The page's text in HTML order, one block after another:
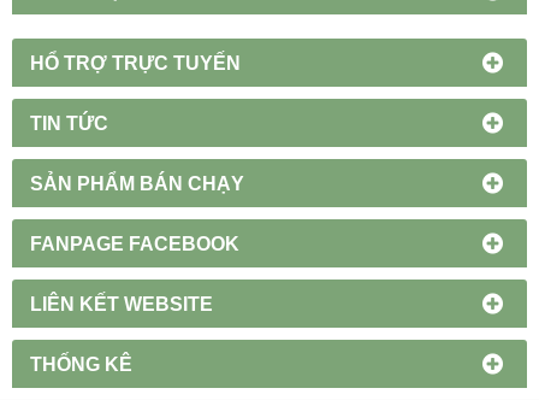
HỔ TRỢ TRỰC TUYẾN
TIN TỨC
SẢN PHẨM BÁN CHẠY
FANPAGE FACEBOOK
LIÊN KẾT WEBSITE
THỐNG KÊ